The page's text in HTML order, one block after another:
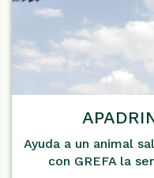
Ayuda a un animal
con GREFA la